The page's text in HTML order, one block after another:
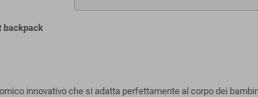
backpack
innovativo che si adatta perfettamente al corpo dei